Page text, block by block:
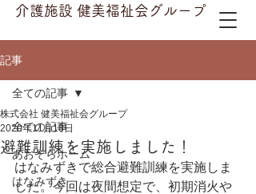
介護施設 健美福祉会グループ
記事
全ての記事
あおぞらホーム
はなみずき
全ての記事
避難訓練を実施しました！
株式会社 健美福祉会グループ
2020年11月18日
はなみずきで総合避難訓練を実施しま
した。今回は夜間想定で、初期消火や